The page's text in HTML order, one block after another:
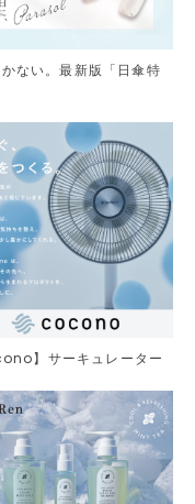
ない。最新版「日傘特
】サーキュレーター